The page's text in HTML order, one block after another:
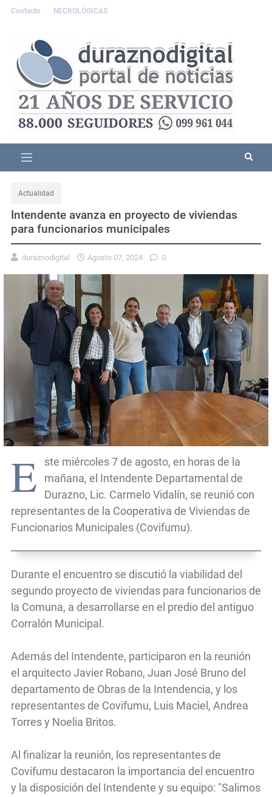
Contacto NECROLÓGICAS
Actualidad
Intendente avanza en proyecto de viviendas
para funcionarios municipales
duraznodigital Agosto 07, 2024 0
E
ste miércoles 7 de agosto, en horas de la
mañana, el Intendente Departamental de
Durazno, Lic. Carmelo Vidalín, se reunió con
representantes de la Cooperativa de Viviendas de
Funcionarios Municipales (Covifumu).
Durante el encuentro se discutió la viabilidad del
segundo proyecto de viviendas para funcionarios de
la Comuna, a desarrollarse en el predio del antiguo
Corralón Municipal.
Además del Intendente, participaron en la reunión
el arquitecto Javier Robano, Juan José Bruno del
departamento de Obras de la Intendencia, y los
representantes de Covifumu, Luis Maciel, Andrea
Torres y Noelia Britos.
Al finalizar la reunión, los representantes de
Covifumu destacaron la importancia del encuentro
y la disposición del Intendente y su equipo: "Salimos